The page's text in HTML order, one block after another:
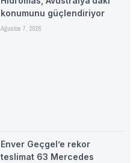
konumunu güçlendiriyor
Ağustos 7, 2026
Enver Geçgel’e rekor
teslimat 63 Mercedes